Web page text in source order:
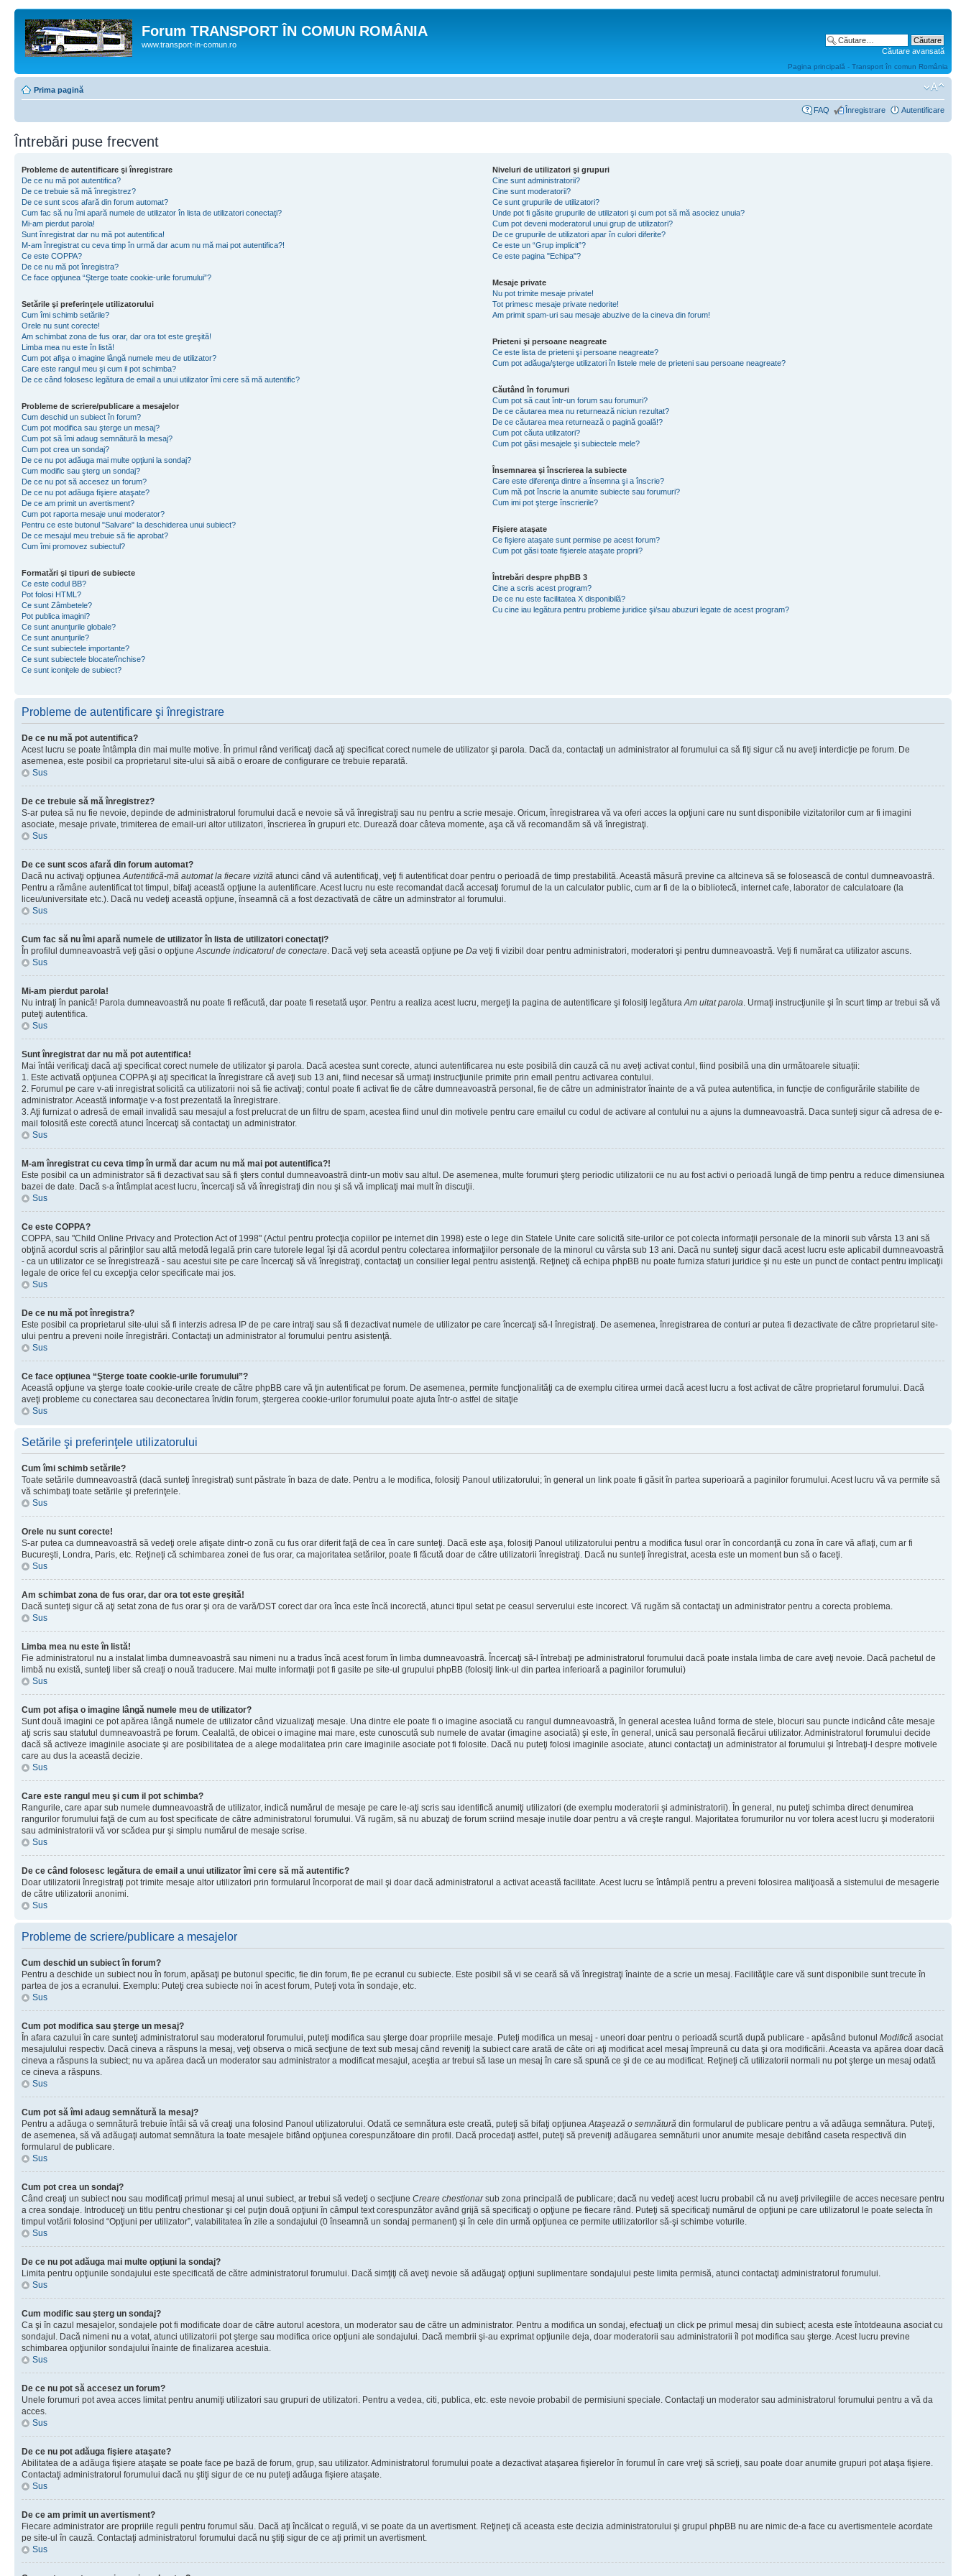
Forum TRANSPORT ÎN COMUN ROMÂNIA
www.transport-in-comun.ro
Căutare avansată
Pagina principală - Transport în comun România
Prima pagină
FAQ Înregistrare Autentificare
Întrebări puse frecvent
Probleme de autentificare şi înregistrare
De ce nu mă pot autentifica?
De ce trebuie să mă înregistrez?
De ce sunt scos afară din forum automat?
Cum fac să nu îmi apară numele de utilizator în lista de utilizatori conectaţi?
Mi-am pierdut parola!
Sunt înregistrat dar nu mă pot autentifica!
M-am înregistrat cu ceva timp în urmă dar acum nu mă mai pot autentifica?!
Ce este COPPA?
De ce nu mă pot înregistra?
Ce face opţiunea “Şterge toate cookie-urile forumului”?
Setările şi preferinţele utilizatorului
Cum îmi schimb setările?
Orele nu sunt corecte!
Am schimbat zona de fus orar, dar ora tot este greşită!
Limba mea nu este în listă!
Cum pot afişa o imagine lângă numele meu de utilizator?
Care este rangul meu şi cum il pot schimba?
De ce când folosesc legătura de email a unui utilizator îmi cere să mă autentific?
Probleme de scriere/publicare a mesajelor
Cum deschid un subiect în forum?
Cum pot modifica sau şterge un mesaj?
Cum pot să îmi adaug semnătură la mesaj?
Cum pot crea un sondaj?
De ce nu pot adăuga mai multe opţiuni la sondaj?
Cum modific sau şterg un sondaj?
De ce nu pot să accesez un forum?
De ce nu pot adăuga fişiere ataşate?
De ce am primit un avertisment?
Cum pot raporta mesaje unui moderator?
Pentru ce este butonul "Salvare" la deschiderea unui subiect?
De ce mesajul meu trebuie să fie aprobat?
Cum îmi promovez subiectul?
Formatări şi tipuri de subiecte
Ce este codul BB?
Pot folosi HTML?
Ce sunt Zâmbetele?
Pot publica imagini?
Ce sunt anunţurile globale?
Ce sunt anunţurile?
Ce sunt subiectele importante?
Ce sunt subiectele blocate/închise?
Ce sunt iconiţele de subiect?
Niveluri de utilizatori şi grupuri
Cine sunt administratorii?
Cine sunt moderatorii?
Ce sunt grupurile de utilizatori?
Unde pot fi găsite grupurile de utilizatori şi cum pot să mă asociez unuia?
Cum pot deveni moderatorul unui grup de utilizatori?
De ce grupurile de utilizatori apar în culori diferite?
Ce este un “Grup implicit”?
Ce este pagina "Echipa"?
Mesaje private
Nu pot trimite mesaje private!
Tot primesc mesaje private nedorite!
Am primit spam-uri sau mesaje abuzive de la cineva din forum!
Prieteni şi persoane neagreate
Ce este lista de prieteni şi persoane neagreate?
Cum pot adăuga/şterge utilizatori în listele mele de prieteni sau persoane neagreate?
Căutând în forumuri
Cum pot să caut într-un forum sau forumuri?
De ce căutarea mea nu returnează niciun rezultat?
De ce căutarea mea returnează o pagină goală!?
Cum pot căuta utilizatori?
Cum pot găsi mesajele şi subiectele mele?
Însemnarea şi înscrierea la subiecte
Care este diferenţa dintre a însemna şi a înscrie?
Cum mă pot înscrie la anumite subiecte sau forumuri?
Cum imi pot şterge înscrierile?
Fişiere ataşate
Ce fişiere ataşate sunt permise pe acest forum?
Cum pot găsi toate fişierele ataşate proprii?
Întrebări despre phpBB 3
Cine a scris acest program?
De ce nu este facilitatea X disponibilă?
Cu cine iau legătura pentru probleme juridice şi/sau abuzuri legate de acest program?
Probleme de autentificare şi înregistrare
De ce nu mă pot autentifica?
Acest lucru se poate întâmpla din mai multe motive. În primul rând verificaţi dacă aţi specificat corect numele de utilizator şi parola. Dacă da, contactaţi un administrator al forumului ca să fiţi sigur că nu aveţi interdicţie pe forum. De
asemenea, este posibil ca proprietarul site-ului să aibă o eroare de configurare ce trebuie reparată.
Sus
De ce trebuie să mă înregistrez?
S-ar putea să nu fie nevoie, depinde de administratorul forumului dacă e nevoie să vă înregistraţi sau nu pentru a scrie mesaje. Oricum, înregistrarea vă va oferi acces la opţiuni care nu sunt disponibile vizitatorilor cum ar fi imagini
asociate, mesaje private, trimiterea de email-uri altor utilizatori, înscrierea în grupuri etc. Durează doar câteva momente, aşa că vă recomandăm să vă înregistraţi.
Sus
De ce sunt scos afară din forum automat?
Dacă nu activaţi opţiuneaAutentifică-mă automat la fiecare vizită atunci când vă autentificaţi, veţi fi autentificat doar pentru o perioadă de timp prestabilită. Această măsură previne ca altcineva să se folosească de contul dumneavoastră.
Pentru a rămâne autentificat tot timpul, bifaţi această opţiune la autentificare. Acest lucru nu este recomandat dacă accesaţi forumul de la un calculator public, cum ar fi de la o bibliotecă, internet cafe, laborator de calculatoare (la
liceu/universitate etc.). Dacă nu vedeţi această opţiune, înseamnă că a fost dezactivată de către un adminstrator al forumului.
Sus
Cum fac să nu îmi apară numele de utilizator în lista de utilizatori conectaţi?
În profilul dumneavoastră veţi găsi o opţiuneAscunde indicatorul de conectare. Dacă veţi seta această opţiune pe Da veţi fi vizibil doar pentru administratori, moderatori şi pentru dumneavoastră. Veţi fi numărat ca utilizator ascuns.
Sus
Mi-am pierdut parola!
Nu intraţi în panică! Parola dumneavoastră nu poate fi refăcută, dar poate fi resetată uşor. Pentru a realiza acest lucru, mergeţi la pagina de autentificare şi folosiţi legăturaAm uitat parola. Urmaţi instrucţiunile şi în scurt timp ar trebui să vă
puteţi autentifica.
Sus
Sunt înregistrat dar nu mă pot autentifica!
Mai întâi verificaţi dacă aţi specificat corect numele de utilizator şi parola. Dacă acestea sunt corecte, atunci autentificarea nu este posibilă din cauză că nu aveți activat contul, fiind posibilă una din următoarele situații:
1. Este activată opţiunea COPPA şi aţi specificat la înregistrare că aveţi sub 13 ani, fiind necesar să urmaţi instrucţiunile primite prin email pentru activarea contului.
2. Forumul pe care v-ati inregistrat solicită ca utilizatorii noi să fie activaţi; contul poate fi activat fie de către dumneavoastră personal, fie de către un administrator înainte de a vă putea autentifica, in funcție de configurările stabilite de
administrator. Această informaţie v-a fost prezentată la înregistrare.
3. Aţi furnizat o adresă de email invalidă sau mesajul a fost prelucrat de un filtru de spam, acestea fiind unul din motivele pentru care emailul cu codul de activare al contului nu a ajuns la dumneavoastră. Daca sunteţi sigur că adresa de e-
mail folosită este corectă atunci încercaţi să contactaţi un administrator.
Sus
M-am înregistrat cu ceva timp în urmă dar acum nu mă mai pot autentifica?!
Este posibil ca un administrator să fi dezactivat sau să fi şters contul dumneavoastră dintr-un motiv sau altul. De asemenea, multe forumuri şterg periodic utilizatorii ce nu au fost activi o perioadă lungă de timp pentru a reduce dimensiunea
bazei de date. Dacă s-a întâmplat acest lucru, încercaţi să vă înregistraţi din nou şi să vă implicaţi mai mult în discuţii.
Sus
Ce este COPPA?
COPPA, sau "Child Online Privacy and Protection Act of 1998" (Actul pentru protecţia copiilor pe internet din 1998) este o lege din Statele Unite care solicită site-urilor ce pot colecta informaţii personale de la minorii sub vârsta 13 ani să
obţină acordul scris al părinţilor sau altă metodă legală prin care tutorele legal îşi dă acordul pentru colectarea informaţiilor personale de la minorul cu vârsta sub 13 ani. Dacă nu sunteţi sigur dacă acest lucru este aplicabil dumneavoastră
- ca un utilizator ce se înregistrează - sau acestui site pe care încercaţi să vă înregistraţi, contactaţi un consilier legal pentru asistenţă. Reţineţi că echipa phpBB nu poate furniza sfaturi juridice şi nu este un punct de contact pentru implicaţii
legale de orice fel cu excepţia celor specificate mai jos.
Sus
De ce nu mă pot înregistra?
Este posibil ca proprietarul site-ului să fi interzis adresa IP de pe care intraţi sau să fi dezactivat numele de utilizator pe care încercaţi să-l înregistraţi. De asemenea, înregistrarea de conturi ar putea fi dezactivate de către proprietarul site-
ului pentru a preveni noile înregistrări. Contactaţi un administrator al forumului pentru asistenţă.
Sus
Ce face opţiunea “Şterge toate cookie-urile forumului”?
Această opţiune va şterge toate cookie-urile create de către phpBB care vă ţin autentificat pe forum. De asemenea, permite funcţionalităţi ca de exemplu citirea urmei dacă acest lucru a fost activat de către proprietarul forumului. Dacă
aveţi probleme cu conectarea sau deconectarea în/din forum, ştergerea cookie-urilor forumului poate ajuta într-o astfel de sitaţie
Sus
Setările şi preferinţele utilizatorului
Cum îmi schimb setările?
Toate setările dumneavoastră (dacă sunteţi înregistrat) sunt păstrate în baza de date. Pentru a le modifica, folosiţi Panoul utilizatorului; în general un link poate fi găsit în partea superioară a paginilor forumului. Acest lucru vă va permite să
vă schimbaţi toate setările şi preferinţele.
Sus
Orele nu sunt corecte!
S-ar putea ca dumneavoastră să vedeţi orele afişate dintr-o zonă cu fus orar diferit faţă de cea în care sunteţi. Dacă este aşa, folosiţi Panoul utilizatorului pentru a modifica fusul orar în concordanţă cu zona în care vă aflaţi, cum ar fi
Bucureşti, Londra, Paris, etc. Reţineţi că schimbarea zonei de fus orar, ca majoritatea setărilor, poate fi făcută doar de către utilizatorii înregistraţi. Dacă nu sunteţi înregistrat, acesta este un moment bun să o faceţi.
Sus
Am schimbat zona de fus orar, dar ora tot este greşită!
Dacă sunteţi sigur că aţi setat zona de fus orar şi ora de vară/DST corect dar ora înca este încă incorectă, atunci tipul setat pe ceasul serverului este incorect. Vă rugăm să contactaţi un administrator pentru a corecta problema.
Sus
Limba mea nu este în listă!
Fie administratorul nu a instalat limba dumneavoastră sau nimeni nu a tradus încă acest forum în limba dumneavoastră. Încercaţi să-l întrebaţi pe administratorul forumului dacă poate instala limba de care aveţi nevoie. Dacă pachetul de
limbă nu există, sunteţi liber să creaţi o nouă traducere. Mai multe informaţii pot fi gasite pe site-ul grupului phpBB (folosiţi link-ul din partea inferioară a paginilor forumului)
Sus
Cum pot afişa o imagine lângă numele meu de utilizator?
Sunt două imagini ce pot apărea lângă numele de utilizator când vizualizaţi mesaje. Una dintre ele poate fi o imagine asociată cu rangul dumneavoastră, în general acestea luând forma de stele, blocuri sau puncte indicând câte mesaje
aţi scris sau statutul dumneavoastră pe forum. Cealaltă, de obicei o imagine mai mare, este cunoscută sub numele de avatar (imagine asociată) şi este, în general, unică sau personală fiecărui utilizator. Administratorul forumului decide
dacă să activeze imaginile asociate şi are posibilitatea de a alege modalitatea prin care imaginile asociate pot fi folosite. Dacă nu puteţi folosi imaginile asociate, atunci contactaţi un administrator al forumului şi întrebaţi-l despre motivele
care au dus la această decizie.
Sus
Care este rangul meu şi cum il pot schimba?
Rangurile, care apar sub numele dumneavoastră de utilizator, indică numărul de mesaje pe care le-aţi scris sau identifică anumiţi utilizatori (de exemplu moderatorii şi administratorii). În general, nu puteţi schimba direct denumirea
rangurilor forumului faţă de cum au fost specificate de către administratorul forumului. Vă rugăm, să nu abuzaţi de forum scriind mesaje inutile doar pentru a vă creşte rangul. Majoritatea forumurilor nu vor tolera acest lucru şi moderatorii
sau administratorii vă vor scădea pur şi simplu numărul de mesaje scrise.
Sus
De ce când folosesc legătura de email a unui utilizator îmi cere să mă autentific?
Doar utilizatorii înregistraţi pot trimite mesaje altor utilizatori prin formularul încorporat de mail şi doar dacă administratorul a activat această facilitate. Acest lucru se întâmplă pentru a preveni folosirea maliţioasă a sistemului de mesagerie
de către utilizatorii anonimi.
Sus
Probleme de scriere/publicare a mesajelor
Cum deschid un subiect în forum?
Pentru a deschide un subiect nou în forum, apăsaţi pe butonul specific, fie din forum, fie pe ecranul cu subiecte. Este posibil să vi se ceară să vă înregistraţi înainte de a scrie un mesaj. Facilităţile care vă sunt disponibile sunt trecute în
partea de jos a ecranului. Exemplu: Puteţi crea subiecte noi în acest forum, Puteţi vota în sondaje, etc.
Sus
Cum pot modifica sau şterge un mesaj?
În afara cazului în care sunteţi administratorul sau moderatorul forumului, puteţi modifica sau şterge doar propriile mesaje. Puteţi modifica un mesaj - uneori doar pentru o perioadă scurtă după publicare - apăsând butonul Modifică asociat
mesajulului respectiv. Dacă cineva a răspuns la mesaj, veţi observa o mică secţiune de text sub mesaj când reveniţi la subiect care arată de câte ori aţi modificat acel mesaj împreună cu data şi ora modificării. Aceasta va apărea doar dacă
cineva a răspuns la subiect; nu va apărea dacă un moderator sau administrator a modificat mesajul, aceştia ar trebui să lase un mesaj în care să spună ce şi de ce au modificat. Reţineţi că utilizatorii normali nu pot şterge un mesaj odată
ce cineva a răspuns.
Sus
Cum pot să îmi adaug semnătură la mesaj?
Pentru a adăuga o semnătură trebuie întâi să vă creaţi una folosind Panoul utilizatorului. Odată ce semnătura este creată, puteţi să bifaţi opţiuneaAtaşează o semnătură din formularul de publicare pentru a vă adăuga semnătura. Puteţi,
de asemenea, să vă adăugaţi automat semnătura la toate mesajele bifând opţiunea corespunzătoare din profil. Dacă procedaţi astfel, puteţi să preveniţi adăugarea semnăturii unor anumite mesaje debifând caseta respectivă din
formularul de publicare.
Sus
Cum pot crea un sondaj?
Când creaţi un subiect nou sau modificaţi primul mesaj al unui subiect, ar trebui să vedeţi o secţiune Creare chestionarsub zona principală de publicare; dacă nu vedeţi acest lucru probabil că nu aveţi privilegiile de acces necesare pentru
a crea sondaje. Introduceţi un titlu pentru chestionar şi cel puţin două opţiuni în câmpul text corespunzător având grijă să specificaţi o opţiune pe fiecare rând. Puteţi să specificaţi numărul de opţiuni pe care utilizatorul le poate selecta în
timpul votării folosind “Opţiuni per utilizator”, valabilitatea în zile a sondajului (0 înseamnă un sondaj permanent) şi în cele din urmă opţiunea ce permite utilizatorilor să-şi schimbe voturile.
Sus
De ce nu pot adăuga mai multe opţiuni la sondaj?
Limita pentru opţiunile sondajului este specificată de către administratorul forumului. Dacă simţiţi că aveţi nevoie să adăugaţi opţiuni suplimentare sondajului peste limita permisă, atunci contactaţi administratorul forumului.
Sus
Cum modific sau şterg un sondaj?
Ca şi în cazul mesajelor, sondajele pot fi modificate doar de către autorul acestora, un moderator sau de către un administrator. Pentru a modifica un sondaj, efectuaţi un click pe primul mesaj din subiect; acesta este întotdeauna asociat cu
sondajul. Dacă nimeni nu a votat, atunci utilizatorii pot şterge sau modifica orice opţiuni ale sondajului. Dacă membrii şi-au exprimat opţiunile deja, doar moderatorii sau administratorii îl pot modifica sau şterge. Acest lucru previne
schimbarea opţiunilor sondajului înainte de finalizarea acestuia.
Sus
De ce nu pot să accesez un forum?
Unele forumuri pot avea acces limitat pentru anumiţi utilizatori sau grupuri de utilizatori. Pentru a vedea, citi, publica, etc. este nevoie probabil de permisiuni speciale. Contactaţi un moderator sau administratorul forumului pentru a vă da
acces.
Sus
De ce nu pot adăuga fişiere ataşate?
Abilitatea de a adăuga fişiere ataşate se poate face pe bază de forum, grup, sau utilizator. Administratorul forumului poate a dezactivat ataşarea fişierelor în forumul în care vreţi să scrieţi, sau poate doar anumite grupuri pot ataşa fişiere.
Contactaţi administratorul forumului dacă nu ştiţi sigur de ce nu puteţi adăuga fişiere ataşate.
Sus
De ce am primit un avertisment?
Fiecare administrator are propriile reguli pentru forumul său. Dacă aţi încălcat o regulă, vi se poate da un avertisment. Reţineţi că aceasta este decizia administratorului şi grupul phpBB nu are nimic de-a face cu avertismentele acordate
pe site-ul în cauză. Contactaţi administratorul forumului dacă nu ştiţi sigur de ce aţi primit un avertisment.
Sus